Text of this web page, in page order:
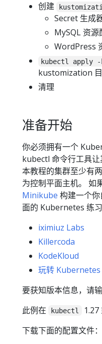
创建
Secret 生成
MySQL 资源
WordPress
kubectl apply
kustomization
清理
准备开始
你必须拥有一个
kubectl 命令行工具
本教程的集群至少有
为控制平面主机。 如
Minikube 构建一个
面的 Kubernetes 练习
iximiuz Labs
Killercoda
KodeKloud
玩转 Kubernetes
要获知版本信息，请
此例在
kubectl
1.27
下载下面的配置文件：